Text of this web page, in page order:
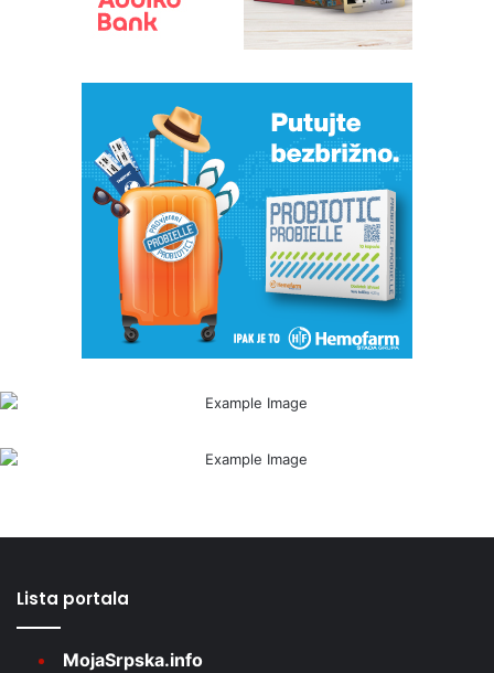
Lista portala
MojaSrpska.info